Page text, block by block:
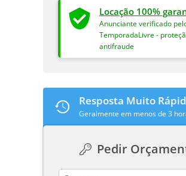
Locação 100%
Anunciante verificado
TemporadaLivre -
antifraude
Resposta Muito
Geralmente em menos de 3
Pedir